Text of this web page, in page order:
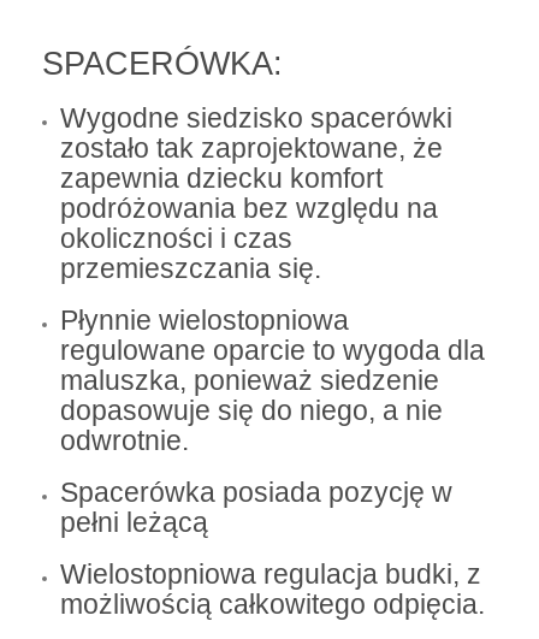
SPACERÓWKA:
Wygodne siedzisko spacerówki
zostało tak zaprojektowane, że
zapewnia dziecku komfort
podróżowania bez względu na
okoliczności i czas
przemieszczania się.
Płynnie wielostopniowa
regulowane oparcie to wygoda dla
maluszka, ponieważ siedzenie
dopasowuje się do niego, a nie
odwrotnie.
Spacerówka posiada pozycję w
pełni leżącą
Wielostopniowa regulacja budki, z
możliwością całkowitego odpięcia.